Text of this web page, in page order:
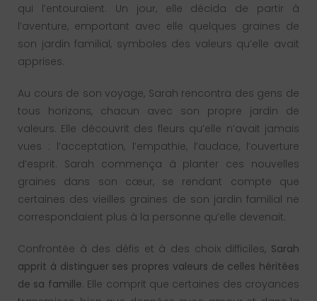
qui l’entouraient. Un jour, elle décida de partir à
l’aventure, emportant avec elle quelques graines de
son jardin familial, symboles des valeurs qu’elle avait
apprises.
Au cours de son voyage, Sarah rencontra des gens de
tous horizons, chacun avec son propre jardin de
valeurs. Elle découvrit des fleurs qu’elle n’avait jamais
vues : l’acceptation, l’empathie, l’audace, l’ouverture
d’esprit. Sarah commença à planter ces nouvelles
graines dans son cœur, se rendant compte que
certaines des vieilles graines de son jardin familial ne
correspondaient plus à la personne qu’elle devenait.
Confrontée à des défis et à des choix difficiles, Sarah
apprit à distinguer ses propres valeurs de celles héritées
de sa famille. Elle comprit que certaines des croyances